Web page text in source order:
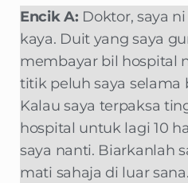
Encik A: Doktor, saya
kaya. Duit yang saya
membayar bil hospital
titik peluh saya selama
Kalau saya terpaksa
hospital untuk lagi 10
saya nanti. Biarkanlah
mati sahaja di luar sana.